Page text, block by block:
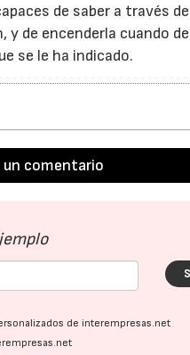
de saber a través
y de encenderla cuando
se le ha indicado.
un comentario
de interempresas.net